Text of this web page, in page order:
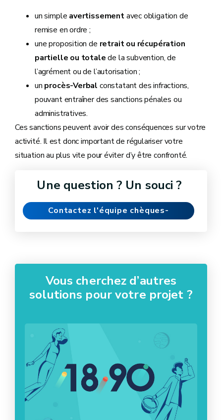
un simple avertissementavec obligation de
remise en ordre ;
une proposition de retrait ou récupération
partielle ou totalede la subvention, de
l’agrément ou de l’autorisation ;
un procès-Verbal constatant des infractions,
pouvant entraîner des sanctions pénales ou
administratives.
Ces sanctions peuvent avoir des conséquences sur votre
activité. Il est donc important de régulariser votre
situation au plus vite pour éviter d’y être confronté.
Une question ? Un souci ?
Contactez l'équipe chèques-
Vous cherchez d’autres
solutions pour votre projet ?